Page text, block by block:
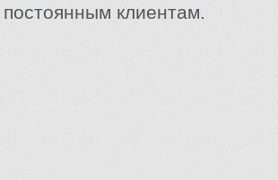
постоянным клиентам.